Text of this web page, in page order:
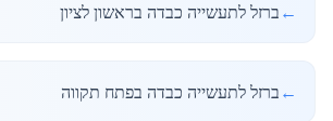
← ברזל לתעשייה כבדה בראשון לציון
← ברזל לתעשייה כבדה בפתח תקווה